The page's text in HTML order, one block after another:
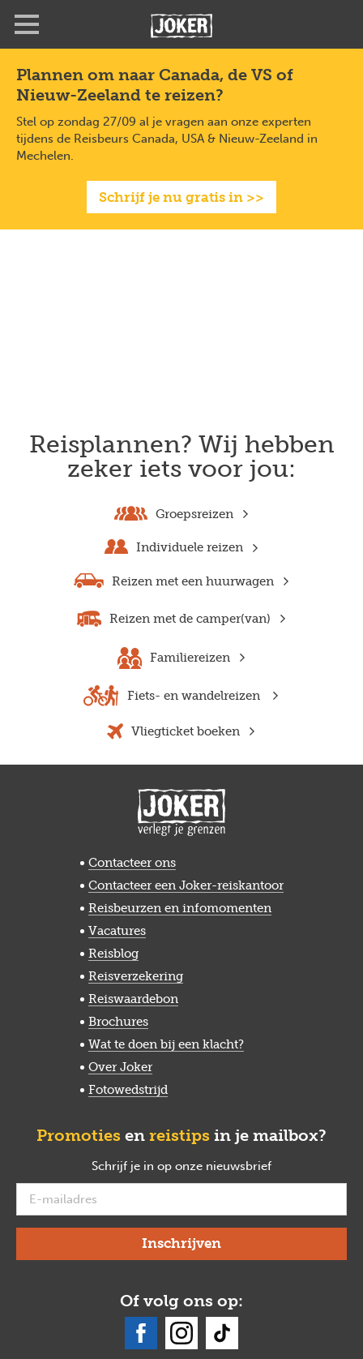
inhoud
gaan
Plannen om naar Canada, de VS of
Nieuw-Zeeland te reizen?
Stel op zondag 27/09 al je vragen aan onze experten
tijdens de Reisbeurs Canada, USA & Nieuw-Zeeland in
Mechelen.
Schrijf je nu gratis in >>
Reisplannen? Wij hebben
zeker iets voor jou:
Groepsreizen
Individuele reizen
Reizen met een huurwagen
Reizen met de camper(van)
Familiereizen
Fiets- en wandelreizen
Vliegticket boeken
Contacteer ons
Contacteer een Joker-reiskantoor
Reisbeurzen en infomomenten
Vacatures
Reisblog
Reisverzekering
Reiswaardebon
Brochures
Wat te doen bij een klacht?
Over Joker
Fotowedstrijd
Promoties en reistips in je mailbox?
Schrijf je in op onze nieuwsbrief
Of volg ons op: